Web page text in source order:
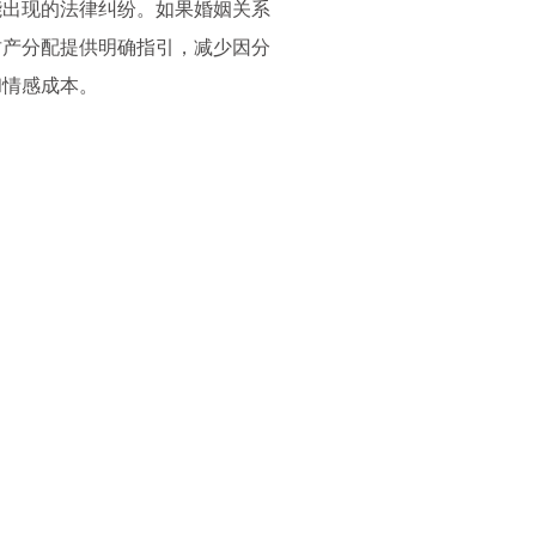
现的法律纠纷。如果婚姻关系
分配提供明确指引，减少因分
感成本。